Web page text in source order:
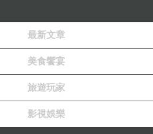
最新文章
美食饗宴
旅遊玩家
影視娛樂